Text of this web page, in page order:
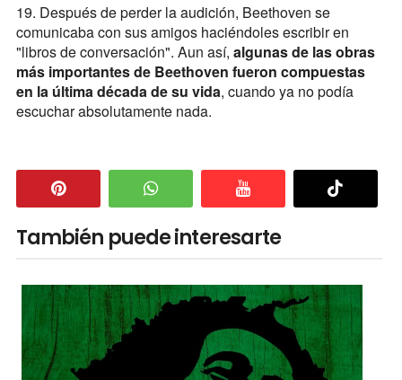
19. Después de perder la audición, Beethoven se
comunicaba con sus amigos haciéndoles escribir en
"libros de conversación". Aun así, algunas de las obras
más importantes de Beethoven fueron compuestas
en la última década de su vida, cuando ya no podía
escuchar absolutamente nada.
También puede interesarte